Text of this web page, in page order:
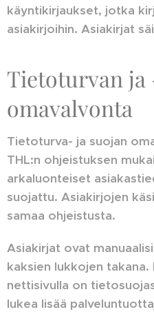
käyntikirjaukset, jotka
asiakirjoihin. Asiakirjat
Tietoturvan ja
omavalvonta
Tietoturva- ja suojan
THL:n ohjeistuksen
arkaluonteiset
suojattu. Asiakirjojen
samaa ohjeistusta.
Asiakirjat ovat
kaksien lukkojen takana.
nettisivulla on
lukea lisää